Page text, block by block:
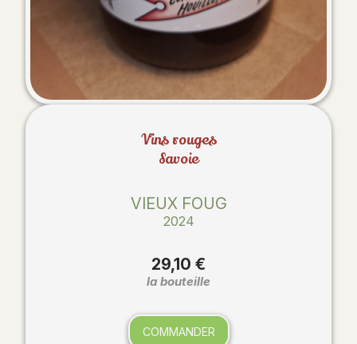
Vins rouges
Savoie
VIEUX FOUG
2024
29,10 €
la bouteille
COMMANDER